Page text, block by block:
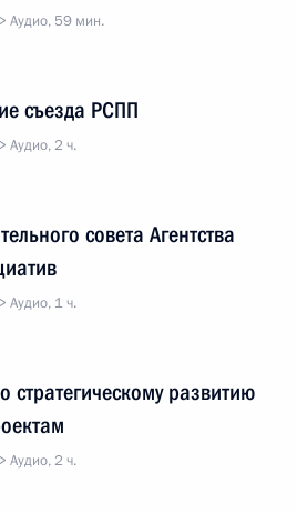
Аудио, 59 мин.
съезда РСПП
Аудио, 2 ч.
совета Агентства
Аудио, 1 ч.
стратегическому развитию
Аудио, 2 ч.